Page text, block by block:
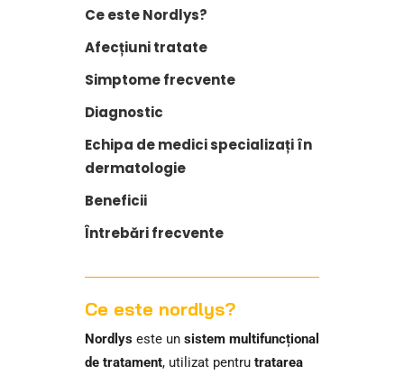
Ce este Nordlys?
Afecțiuni tratate
Simptome frecvente
Diagnostic
Echipa de medici specializați în
dermatologie
Beneficii
Întrebări frecvente
Ce este nordlys?
Nordlys este un sistem multifuncțional
de tratament, utilizat pentru tratarea